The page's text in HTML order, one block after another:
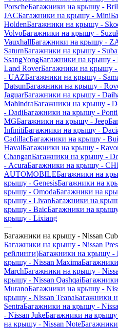
PorscheБагажники на крышу -
JACБагажники на крышу - Mini
HoldenБагажники на крышу -
VolvoБагажники на крышу -
VauxhallБагажники на крышу -
SaturnБагажники на крышу -
SsangYongБагажники на крышу -
Land RoverБагажники на крышу -
- UAZБагажники на крышу -
DatsunБагажники на крышу -
JaguarБагажники на крышу -
MahindraБагажники на крышу -
- DadiБагажники на крышу -
MGБагажники на крышу - Jeep
InfinitiБагажники на крышу -
CadillacБагажники на крышу -
HavalБагажники на крышу -
ChanganБагажники на крышу -
- AcuraБагажники на крышу -
AUTOMOBILEБагажники на
крышу - GenesisБагажники на
крышу - OmodaБагажники на
крышу - LivanБагажники на
крышу - BaicБагажники на
крышу - Lixiang
—
Багажники на крышу - Nissan
Багажники на крышу - Nissan
рейлинги)Багажники на крышу -
крышу - Nissan Maxima
MarchБагажники на крышу -
крышу - Nissan Qashqai
MuranoБагажники на крышу -
крышу - Nissan TeanaБагажники
SentraБагажники на крышу -
- Nissan JukeБагажники на крышу
на крышу - Nissan Note